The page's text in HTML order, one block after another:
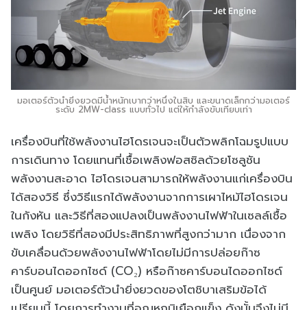
มอเตอร์ตัวนำยิ่งยวดมีน้ำหนักเบากว่าหนึ่งในสิบ และขนาดเล็กกว่ามอเตอร์
ระดับ 2MW-class แบบทั่วไป แต่ให้กำลังขับเทียบเท่า
เครื่องบินที่ใช้พลังงานไฮโดรเจนจะเป็นตัวพลิกโฉมรูปแบบ
การเดินทาง โดยแทนที่เชื้อเพลิงฟอสซิลด้วยโซลูชัน
พลังงานสะอาด ไฮโดรเจนสามารถให้พลังงานแก่เครื่องบิน
ได้สองวิธี ซึ่งวิธีแรกได้พลังงานจากการเผาไหม้ไฮโดรเจน
ในกังหัน และวิธีที่สองแปลงเป็นพลังงานไฟฟ้าในเซลล์เชื้อ
เพลิง โดยวิธีที่สองมีประสิทธิภาพที่สูงกว่ามาก เนื่องจาก
ขับเคลื่อนด้วยพลังงานไฟฟ้าโดยไม่มีการปล่อยก๊าซ
คาร์บอนไดออกไซด์ (CO₂) หรือก๊าซคาร์บอนไดออกไซด์
เป็นศูนย์ มอเตอร์ตัวนำยิ่งยวดของโตชิบาเสริมข้อได้